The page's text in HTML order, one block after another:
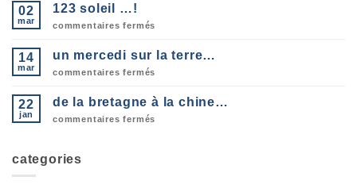
02
mar
123 soleil …!
commentaires fermés
…!
14
mar
un mercedi sur la terre…
commentaires fermés
sur
22
jan
de la bretagne à la chine…
commentaires fermés
categories